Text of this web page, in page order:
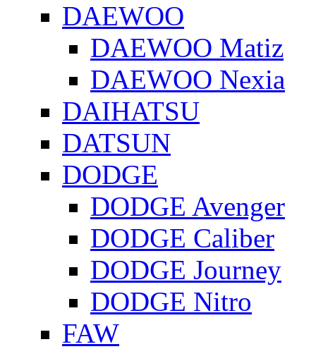
DAEWOO
DAEWOO Matiz
DAEWOO Nexia
DAIHATSU
DATSUN
DODGE
DODGE Avenger
DODGE Caliber
DODGE Journey
DODGE Nitro
FAW